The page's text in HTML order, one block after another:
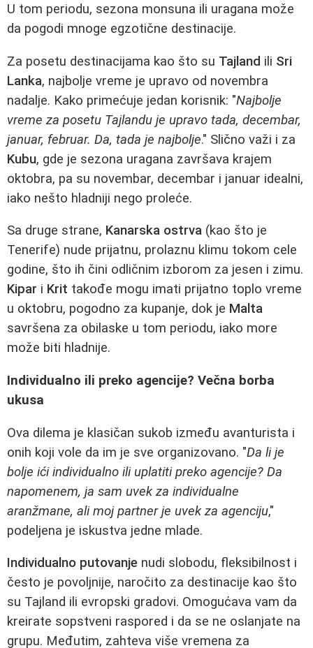
U tom periodu, sezona monsuna ili uragana može
da pogodi mnoge egzotične destinacije.
Za posetu destinacijama kao što su Tajland ili Sri
Lanka, najbolje vreme je upravo od novembra
nadalje. Kako primećuje jedan korisnik: "Najbolje
vreme za posetu Tajlandu je upravo tada, decembar,
januar, februar. Da, tada je najbolje." Slično važi i za
Kubu, gde je sezona uragana završava krajem
oktobra, pa su novembar, decembar i januar idealni,
iako nešto hladniji nego proleće.
Sa druge strane, Kanarska ostrva (kao što je
Tenerife) nude prijatnu, prolaznu klimu tokom cele
godine, što ih čini odličnim izborom za jesen i zimu.
Kipar i Krit takođe mogu imati prijatno toplo vreme
u oktobru, pogodno za kupanje, dok je Malta
savršena za obilaske u tom periodu, iako more
može biti hladnije.
Individualno ili preko agencije? Večna borba
ukusa
Ova dilema je klasičan sukob između avanturista i
onih koji vole da im je sve organizovano. "Da li je
bolje ići individualno ili uplatiti preko agencije? Da
napomenem, ja sam uvek za individualne
aranžmane, ali moj partner je uvek za agenciju,"
podeljena je iskustva jedne mlade.
Individualno putovanje nudi slobodu, fleksibilnost i
često je povoljnije, naročito za destinacije kao što
su Tajland ili evropski gradovi. Omogućava vam da
kreirate sopstveni raspored i da se ne oslanjate na
grupu. Međutim, zahteva više vremena za